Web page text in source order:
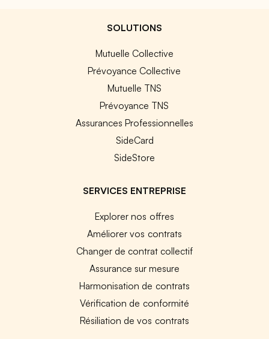
SOLUTIONS
Mutuelle Collective
Prévoyance Collective
Mutuelle TNS
Prévoyance TNS
Assurances Professionnelles
SideCard
SideStore
SERVICES ENTREPRISE
Explorer nos offres
Améliorer vos contrats
Changer de contrat collectif
Assurance sur mesure
Harmonisation de contrats
Vérification de conformité
Résiliation de vos contrats